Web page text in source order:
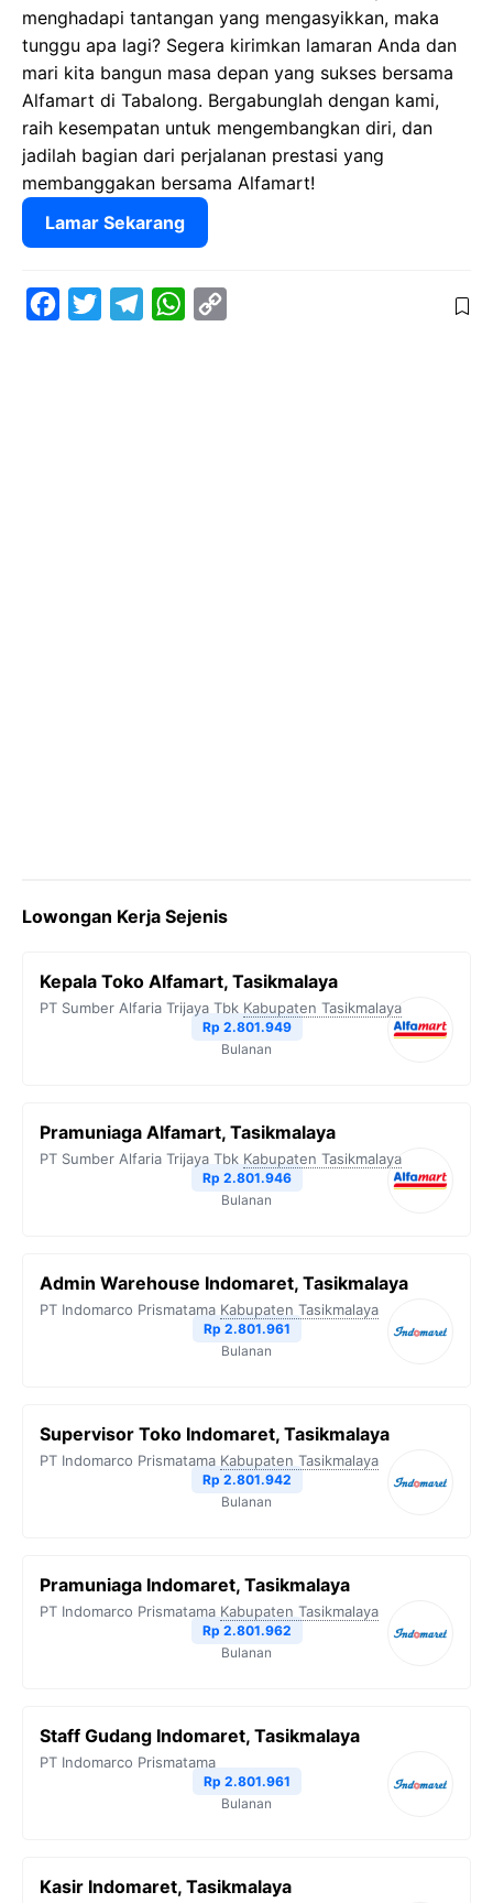
menghadapi tantangan yang mengasyikkan, maka
tunggu apa lagi? Segera kirimkan lamaran Anda dan
mari kita bangun masa depan yang sukses bersama
Alfamart di Tabalong. Bergabunglah dengan kami,
raih kesempatan untuk mengembangkan diri, dan
jadilah bagian dari perjalanan prestasi yang
membanggakan bersama Alfamart!
Lamar Sekarang
W
Lowongan Kerja Sejenis
Kepala Toko Alfamart, Tasikmalaya
PT Sumber Alfaria Trijaya Tbk Kabupaten Tasikmalaya
Rp 2.801.949
Bulanan
Pramuniaga Alfamart, Tasikmalaya
PT Sumber Alfaria Trijaya Tbk Kabupaten Tasikmalaya
Rp 2.801.946
Bulanan
Admin Warehouse Indomaret, Tasikmalaya
PT Indomarco Prismatama Kabupaten Tasikmalaya
Rp 2.801.961
Bulanan
Supervisor Toko Indomaret, Tasikmalaya
PT Indomarco Prismatama Kabupaten Tasikmalaya
Rp 2.801.942
Bulanan
Pramuniaga Indomaret, Tasikmalaya
PT Indomarco Prismatama Kabupaten Tasikmalaya
Rp 2.801.962
Bulanan
Staff Gudang Indomaret, Tasikmalaya
PT Indomarco Prismatama
Rp 2.801.961
Bulanan
Kasir Indomaret, Tasikmalaya